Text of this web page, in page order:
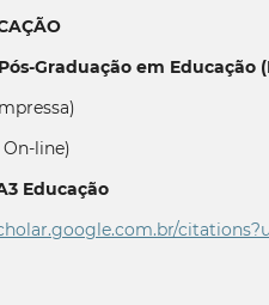
Graduação em Educação
line)
Educação